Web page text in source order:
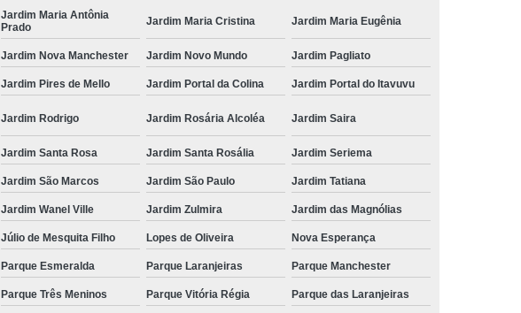
Jardim Maria Antônia
Prado
Jardim Maria Cristina Jardim Maria Eugênia
Jardim Nova Manchester Jardim Novo Mundo Jardim Pagliato
Jardim Pires de Mello Jardim Portal da Colina Jardim Portal do Itavuvu
Jardim Rodrigo Jardim Rosária Alcoléa Jardim Saira
Jardim Santa Rosa Jardim Santa Rosália Jardim Seriema
Jardim São Marcos Jardim São Paulo Jardim Tatiana
Jardim Wanel Ville Jardim Zulmira Jardim das Magnólias
Júlio de Mesquita Filho Lopes de Oliveira Nova Esperança
Parque Esmeralda Parque Laranjeiras Parque Manchester
Parque Três Meninos Parque Vitória Régia Parque das Laranjeiras